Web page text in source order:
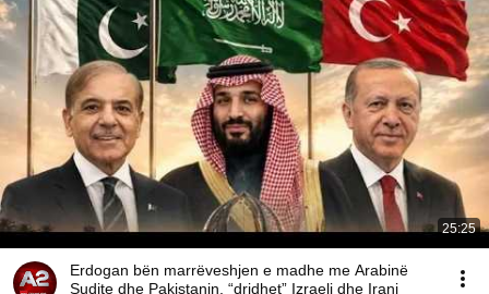
25:25
Erdogan bën marrëveshjen e madhe me Arabinë
Sudite dhe Pakistanin, “dridhet” Izraeli dhe Irani